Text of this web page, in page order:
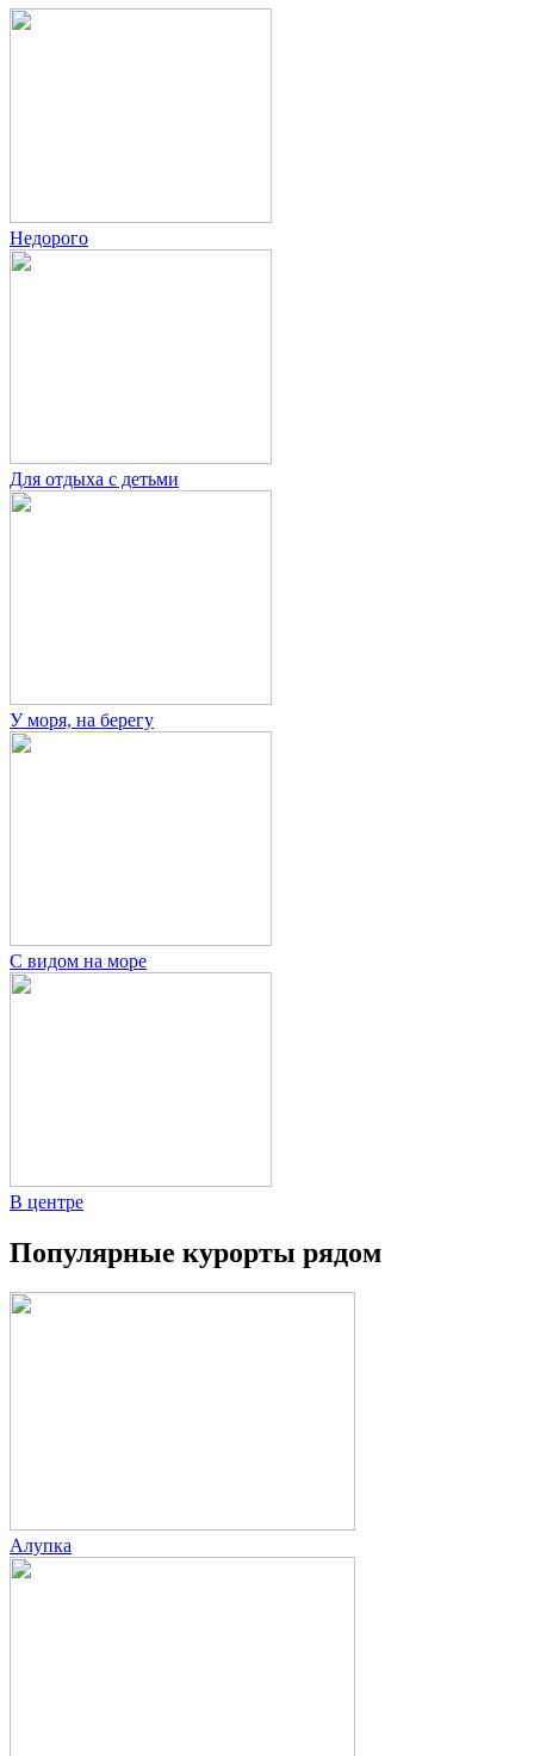
Недорого
Для отдыха с детьми
У моря, на берегу
С видом на море
В центре
Популярные курорты рядом
Алупка